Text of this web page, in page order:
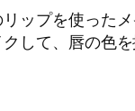
ップを使った
して、唇の色